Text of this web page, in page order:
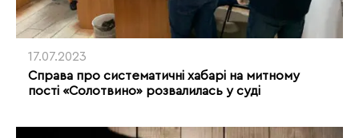
17.07.2023
Справа про систематичні хабарі на митному
пості «Солотвино» розвалилась у суді